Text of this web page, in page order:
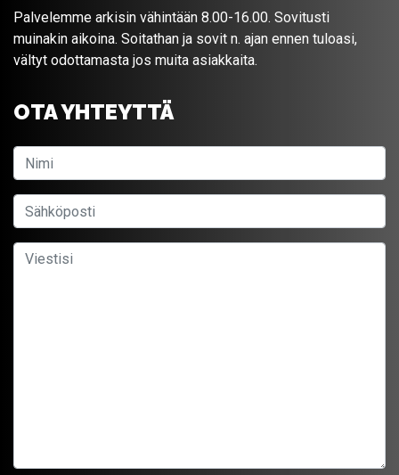
Palvelemme arkisin vähintään 8.00-16.00. Sovitusti
muinakin aikoina. Soitathan ja sovit n. ajan ennen tuloasi,
vältyt odottamasta jos muita asiakkaita.
OTA YHTEYTTÄ